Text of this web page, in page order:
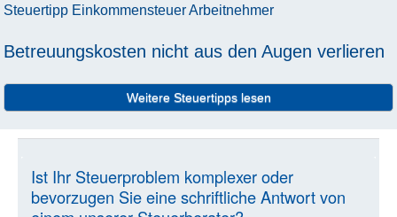
Steuertipp EinkommensteuerArbeitnehmer
Betreuungskosten nicht aus den Augen verlieren
Weitere Steuertipps lesen